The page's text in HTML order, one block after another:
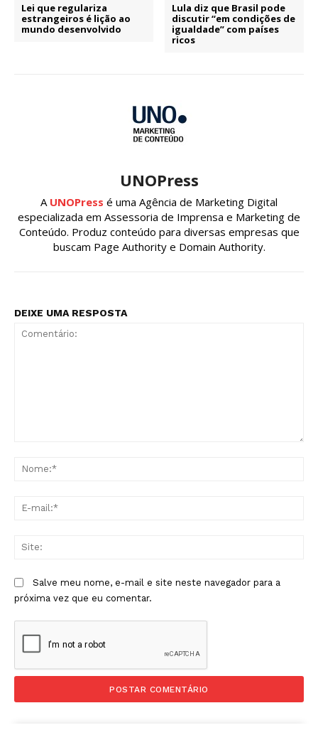
Lei que regulariza
estrangeiros é lição ao
mundo desenvolvido
Lula diz que Brasil pode
discutir “em condições de
igualdade” com países
ricos
UNOPress
A UNOPress é uma Agência de Marketing Digital
especializada em Assessoria de Imprensa e Marketing de
Conteúdo. Produz conteúdo para diversas empresas que
buscam Page Authority e Domain Authority.
DEIXE UMA RESPOSTA
Salve meu nome, e-mail e site neste navegador para a
próxima vez que eu comentar.